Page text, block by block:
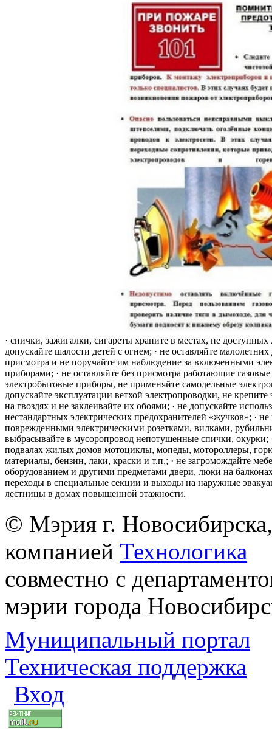
· спички, зажигалки, сигареты храните в местах, не доступных
допускайте шалости детей с огнем; · не оставляйте малолетних
присмотра и не поручайте им наблюдение за включенными
приборами; · не оставляйте без присмотра работающие
электробытовые приборы, не применяйте самодельные
допускайте эксплуатации ветхой электропроводки, не крепите
на гвоздях и не заклеивайте их обоями; · не допускайте
нестандартных электрических предохранителей «жучков»; · не
поврежденными электрическими розетками, вилками,
выбрасывайте в мусоропровод непотушенные спички, окурки;
подвалах жилых домов мотоциклы, мопеды, мотороллеры,
материалы, бензин, лаки, краски и т.п.; · не загромождайте
оборудованием и другими предметами двери, люки на
переходы в специальные секции и выходы на наружные
лестницы в домах повышенной этажности.
© Мэрия г.
компанией Технологика
совместно с
мэрии города
Муниципальный портал
Техническая поддержка
Вход